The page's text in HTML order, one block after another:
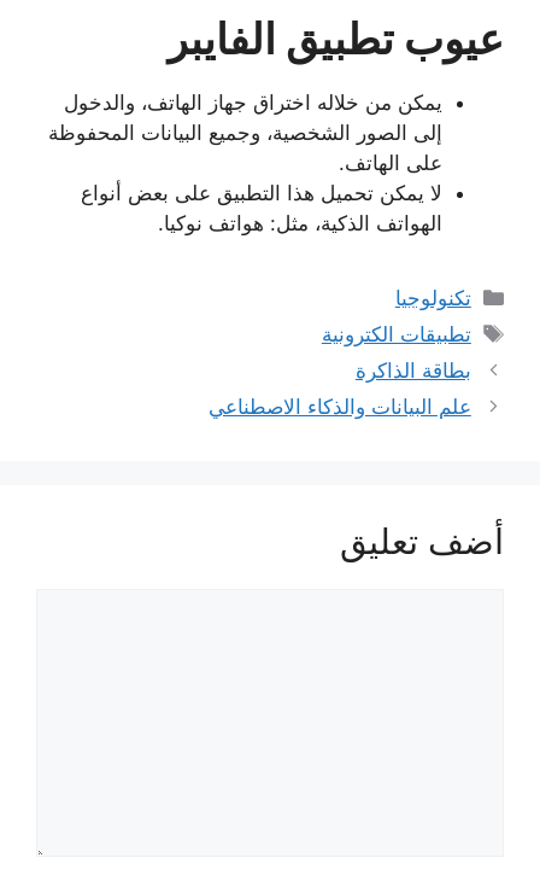
عيوب تطبيق الفايبر
يمكن من خلاله اختراق جهاز الهاتف، والدخول
إلى الصور الشخصية، وجميع البيانات المحفوظة
على الهاتف.
لا يمكن تحميل هذا التطبيق على بعض أنواع
الهواتف الذكية، مثل: هواتف نوكيا.
التصنيفات
تكنولوجيا
الوسوم
تطبيقات الكترونية
بطاقة الذاكرة
علم البيانات والذكاء الاصطناعي
أضف تعليق